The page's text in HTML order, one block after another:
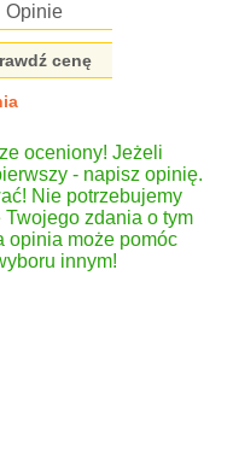
Opinie
cenę
oceniony! Jeżeli
- napisz opinię.
Nie potrzebujemy
zdania o tym
opinia może pomóc
innym!